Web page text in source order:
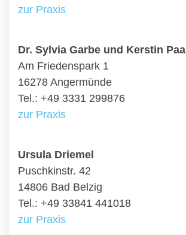
zur Praxis
Dr. Sylvia Garbe und Kerstin Paal
Am Friedenspark 1
16278 Angermünde
Tel.: +49 3331 299876
zur Praxis
Ursula Driemel
Puschkinstr. 42
14806 Bad Belzig
Tel.: +49 33841 441018
zur Praxis